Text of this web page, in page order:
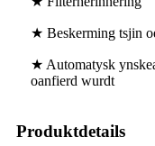
★ Beskerming tsjin
★ Automatysk
oanfierd wurdt
Produktdetails